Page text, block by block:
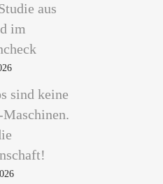
aus
im
sind keine